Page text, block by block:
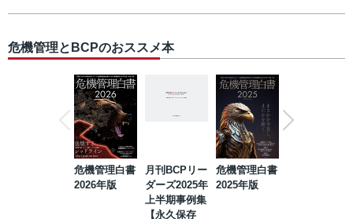
危機管理とBCPのおススメ本
危機管理白書
2026年版
月刊BCPリー
ダーズ2025年
上半期事例集
【永久保存
危機管理白書
2025年版